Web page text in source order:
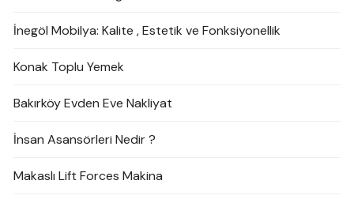
İnegöl Mobilya: Kalite , Estetik ve Fonksiyonellik
Konak Toplu Yemek
Bakırköy Evden Eve Nakliyat
İnsan Asansörleri Nedir ?
Makaslı Lift Forces Makina